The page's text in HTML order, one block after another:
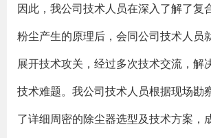
因此，我公司技术人员在深入了解了复
粉尘产生的原理后，会同公司技术人员
展开技术攻关，经过多次技术交流，解
技术难题。我公司技术人员根据现场勘
了详细周密的除尘器选型及技术方案，